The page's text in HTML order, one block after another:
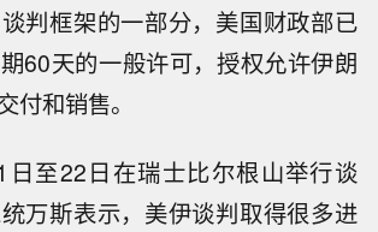
判框架的一部分，美国财政部已
60天的一般许可，授权允许伊朗
付和销售。
日至22日在瑞士比尔根山举行谈
万斯表示，美伊谈判取得很多进